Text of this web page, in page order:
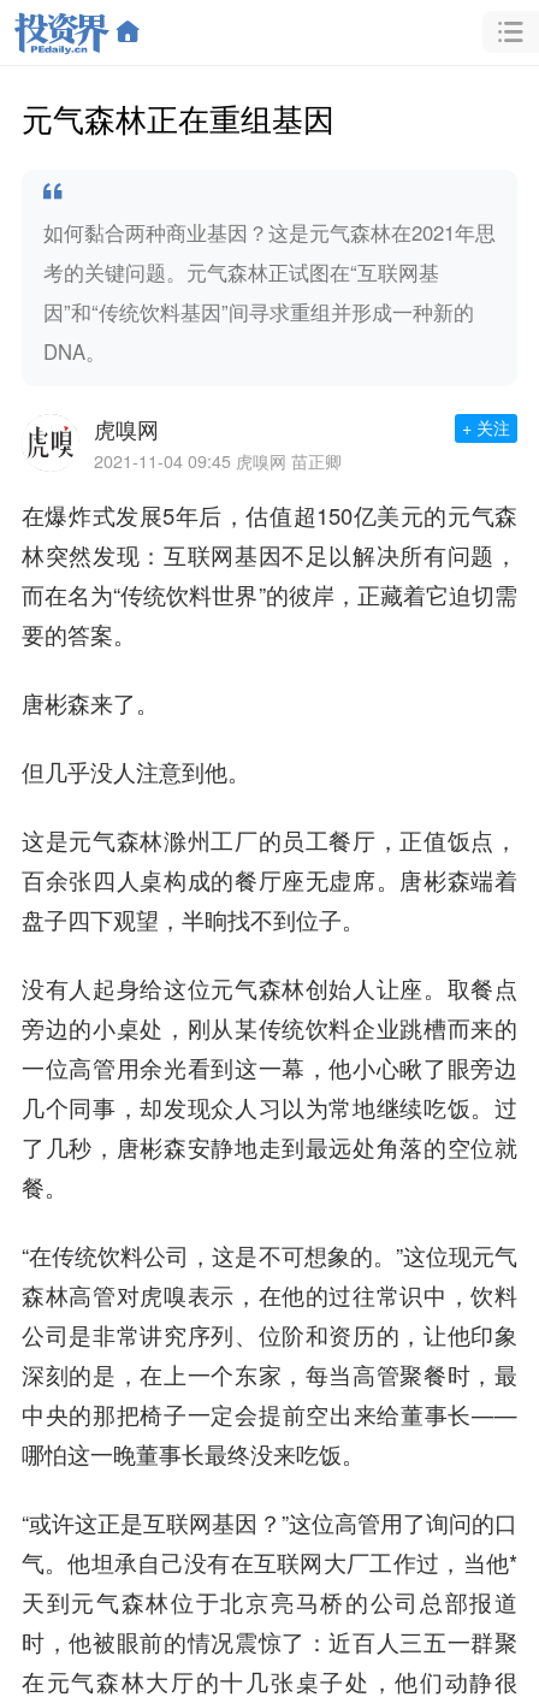
元气森林正在重组基因
如何黏合两种商业基因？这是元气森林在2021年思
考的关键问题。元气森林正试图在“互联网基
因”和“传统饮料基因”间寻求重组并形成一种新的
DNA。
虎嗅网
2021-11-04 09:45 虎嗅网 苗正卿
+ 关注
在爆炸式发展5年后，估值超150亿美元的元气森
林突然发现：互联网基因不足以解决所有问题，
而在名为“传统饮料世界”的彼岸，正藏着它迫切需
要的答案。
唐彬森来了。
但几乎没人注意到他。
这是元气森林滁州工厂的员工餐厅，正值饭点，
百余张四人桌构成的餐厅座无虚席。唐彬森端着
盘子四下观望，半晌找不到位子。
没有人起身给这位元气森林创始人让座。取餐点
旁边的小桌处，刚从某传统饮料企业跳槽而来的
一位高管用余光看到这一幕，他小心瞅了眼旁边
几个同事，却发现众人习以为常地继续吃饭。过
了几秒，唐彬森安静地走到最远处角落的空位就
餐。
“在传统饮料公司，这是不可想象的。”这位现元气
森林高管对虎嗅表示， 在他的过往常识中，饮料
公司是非常讲究序列、位阶和资历的 ，让他印象
深刻的是，在上一个东家，每当高管聚餐时，最
中央的那把椅子一定会提前空出来给董事长——
哪怕这一晚董事长最终没来吃饭。
“或许这正是互联网基因？”这位高管用了询问的口
气。他坦承自己没有在互联网大厂工作过，当他*
天到元气森林位于北京亮马桥的公司总部报道
时，他被眼前的情况震惊了：近百人三五一群聚
在元气森林大厅的十几张桌子处，他们动静很